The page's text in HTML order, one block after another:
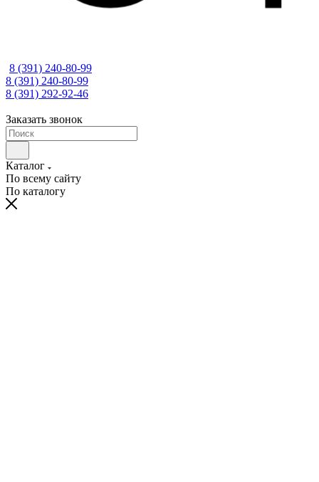
8 (391) 240-80-99
8 (391) 240-80-99
8 (391) 292-92-46
Заказать звонок
Каталог
По всему сайту
По каталогу